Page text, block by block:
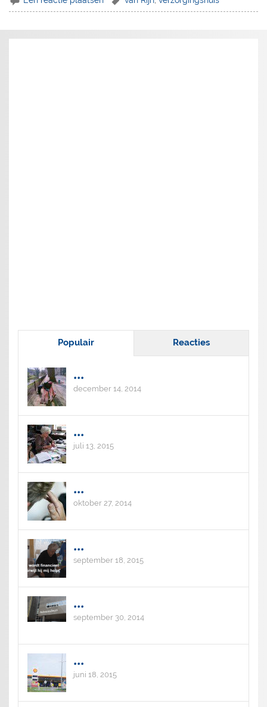
Populair Reacties
...
december 14, 2014
...
juli 13, 2015
...
oktober 27, 2014
...
september 18, 2015
...
september 30, 2014
...
juni 18, 2015